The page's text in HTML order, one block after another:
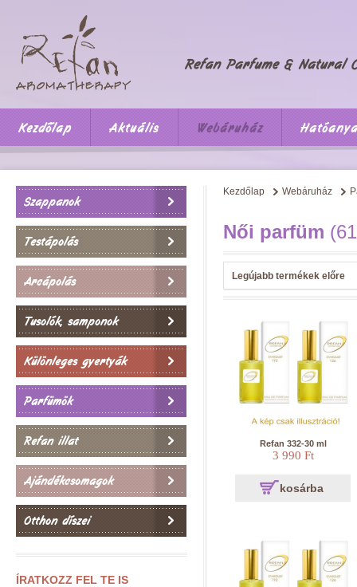
Kezdőlap Aktuális Webáruház
Szappanok
Testápolás
Arcápolás
Tusolók, samponok
Különleges gyertyák
Parfümök
Refan illat
Ajándékcsomagok
Otthon díszei
ÍRATKOZZ FEL TE IS
Kezdőlap Webáruház
Női parfüm
Legújabb termékek előre
Refan 332-30 ml
3 990 Ft
kosárba